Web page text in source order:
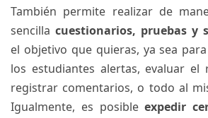
También permite realizar de
sencilla cuestionarios, pruebas y
el objetivo que quieras, ya sea
los estudiantes alertas, evaluar el
registrar comentarios, o todo al
Igualmente, es posibleexpedir